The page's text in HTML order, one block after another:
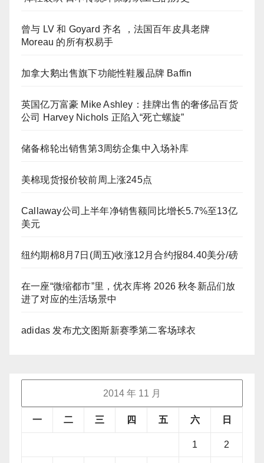
曾与 LV 和 Goyard 齐名 ，法国百年皮具老牌
Moreau 的所有权易手
加拿大鹅出售旗下功能性鞋履品牌 Baffin
英国亿万富豪 Mike Ashley：挂牌出售的奢侈品百货
公司 Harvey Nichols 正陷入“死亡螺旋”
储备棉轮出销售第3周纺企集中入场补库
美棉现货报价较前周上涨245点
Callaway公司上半年净销售额同比增长5.7%至13亿
美元
纽约期棉8月7日(周五)收涨12月合约报84.40美分/磅
在一座“微缩都市”里，优衣库将 2026 秋冬新品们放
进了对应的生活场景中
adidas 发布尤文图斯新赛季第二客场球衣
2014 年 11 月
一 二 三 四 五 六 日
1 2